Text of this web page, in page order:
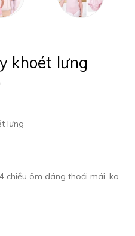
khoét lưng
lưng
chiều ôm dáng thoải mái, ko